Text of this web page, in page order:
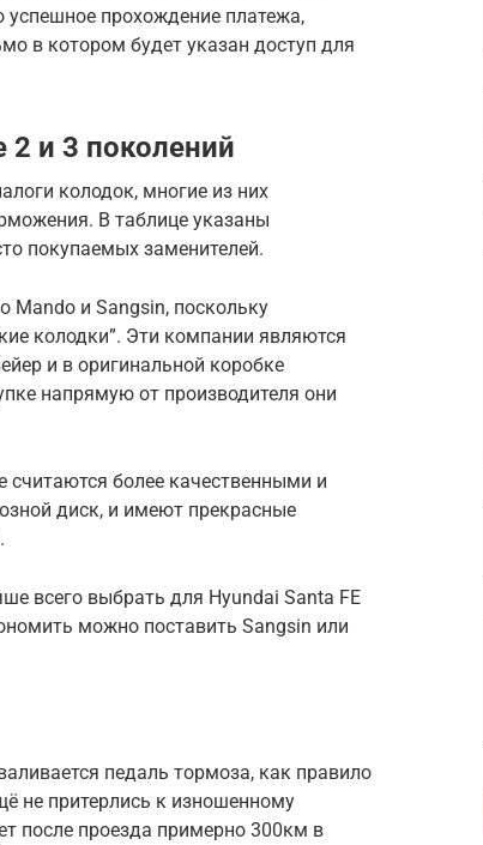
прохождение платежа,
в котором будет указан доступ для
2 и 3 поколений
колодок, многие из них
В таблице указаны
покупаемых заменителей.
Mando и Sangsin, поскольку
колодки”. Эти компании являются
и в оригинальной коробке
напрямую от производителя они
более качественными и
диск, и имеют прекрасные
всего выбрать для Hyundai Santa FE
можно поставить Sangsin или
педаль тормоза, как правило
не притерлись к изношенному
после проезда примерно 300км в